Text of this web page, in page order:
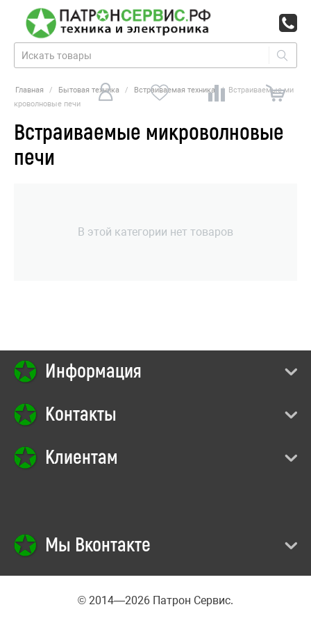
Главная / Бытовая техника / Встраиваемая техника / Встраиваемые ми
кроволновые печи
Встраиваемые микроволновые
печи
В этой категории нет товаров
Информация
Контакты
Клиентам
Мы Вконтакте
© 2014—2026 Патрон Сервис.